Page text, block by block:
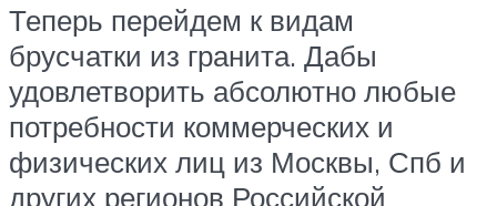
Теперь перейдем к видам
брусчатки из гранита. Дабы
удовлетворить абсолютно любые
потребности коммерческих и
физических лиц из Москвы, Спб и
других регионов Российской